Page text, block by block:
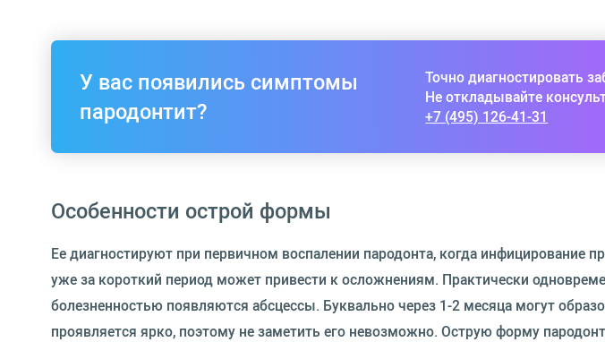
У вас появились симптомы
пародонтит?
Точно диагностировать
Не откладывайте
+7 (495) 126-41-31
Особенности острой формы
Ее диагностируют при первичном воспалении пародонта, когда инфицирование
уже за короткий период может привести к осложнениям. Практически
болезненностью появляются абсцессы. Буквально через 1-2 месяца могут
проявляется ярко, поэтому не заметить его невозможно. Острую форму